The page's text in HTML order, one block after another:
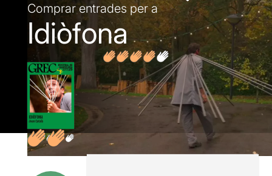
Comprar entrades per a
Idiòfona